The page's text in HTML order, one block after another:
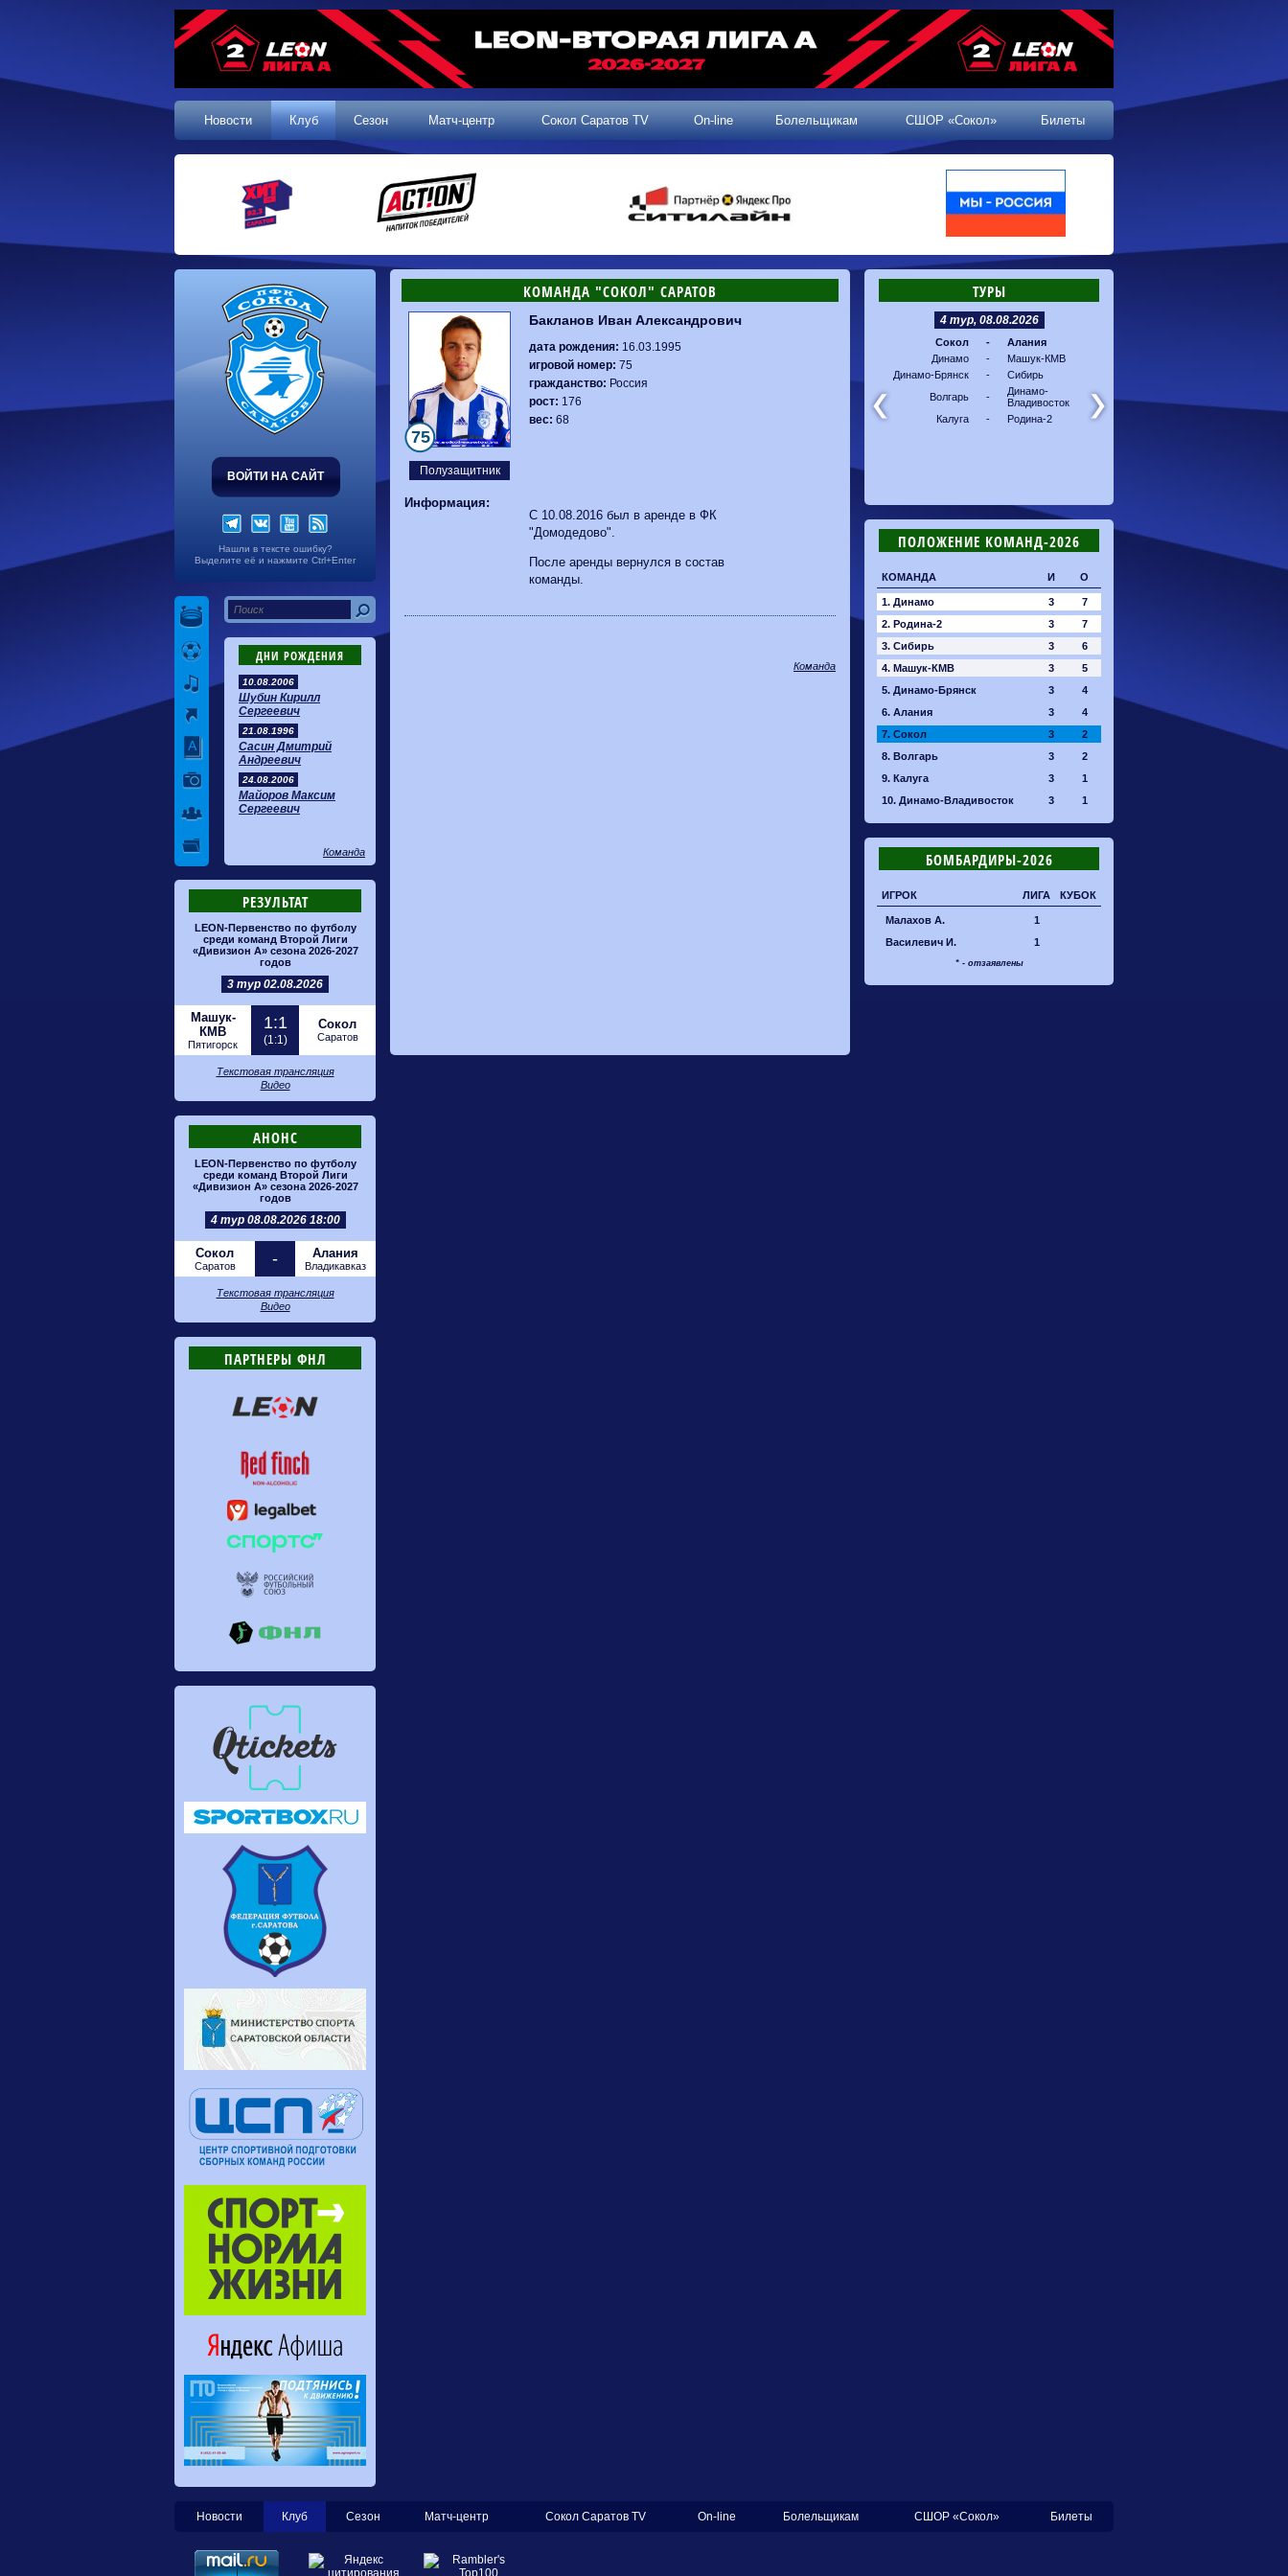
Новости Клуб Сезон Матч-центр Сокол Саратов TV On-line Болельщикам СШОР «Сокол» Билеты
ВОЙТИ НА САЙТ
Нашли в тексте ошибку?
Выделите её и нажмите Ctrl+Enter
ДНИ РОЖДЕНИЯ
10.08.2006
Шубин Кирилл
Сергеевич
21.08.1996
Сасин Дмитрий
Андреевич
24.08.2006
Майоров Максим
Сергеевич
Команда
РЕЗУЛЬТАТ
LEON-Первенство по футболу
среди команд Второй Лиги
«Дивизион А» сезона 2026-2027
годов
3 тур 02.08.2026
Машук-
КМВ
Пятигорск
1:1
(1:1)
Сокол
Саратов
Текстовая трансляция
Видео
АНОНС
LEON-Первенство по футболу
среди команд Второй Лиги
«Дивизион А» сезона 2026-2027
годов
4 тур 08.08.2026 18:00
Сокол
Саратов - Алания
Владикавказ
Текстовая трансляция
Видео
ПАРТНЕРЫ ФНЛ
КОМАНДА "СОКОЛ" САРАТОВ
Полузащитник
75
Бакланов Иван Александрович
дата рождения: 16.03.1995
игровой номер: 75
гражданство: Россия
рост: 176
вес: 68
Информация:
С 10.08.2016 был в аренде в ФК
"Домодедово".
После аренды вернулся в состав
команды.
Команда
ТУРЫ
1 тур, 19.07.2026
1-1
Калуга
Динамо
0-0
Волгарь
0-0
Динамо-Брянск
2-1
Алания
1-2 Сибирь
2 тур, 25.07.2026
Родина-2
Динамо-
Владивосток
2 тур, 26.07.2026
Сокол 0-1
Динамо
Динамо-Брянск
0-4
Алания
Волгарь
1-2
Машук-КМВ
Калуга
0-1 Сибирь
3 тур, 02.08.2026 4 тур, 08.08.2026
Сокол -
Алания
Динамо
-
Машук-КМВ
Динамо-Брянск
-
Сибирь
Волгарь
-
Динамо-
Владивосток
Калуга
- Родина-2
Сибирь
ПОЛОЖЕНИЕ КОМАНД-2026
КОМАНДА И О
1. Динамо 3
7
2. Родина-2
3
7
3. Сибирь
3
6
4. Машук-КМВ
3
5
5. Динамо-Брянск
3
4
6. Алания
3
4
7. Сокол
3
2
8. Волгарь
3
2
9. Калуга
3
1
10. Динамо-Владивосток
3 1
БОМБАРДИРЫ-2026
ИГРОК ЛИГА КУБОК
Малахов А.
1
Василевич И.
1
* - отзаявлены
Новости Клуб Сезон Матч-центр Сокол Саратов TV On-line Болельщикам СШОР «Сокол» Билеты